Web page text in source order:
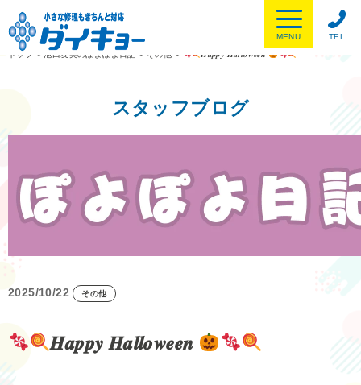
TEL
MENU
トップ
> 池田友美のぽよぽよ日記 > その他 > 𝑯𝒂𝒑𝒑𝒚 𝑯𝒂𝒍𝒍𝒐𝒘𝒆𝒆𝒏
スタッフブログ
2025/10/22 その他
𝑯𝒂𝒑𝒑𝒚 𝑯𝒂𝒍𝒍𝒐𝒘𝒆𝒆𝒏